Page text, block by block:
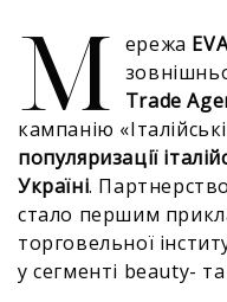
М ережа
Trade
кампанію
популяризації
Україні.
стало першим
торговельної
у сегменті beauty-